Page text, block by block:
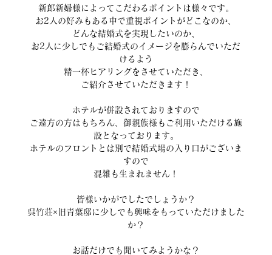
新郎新婦様によってこだわるポイントは様々です。
お2人の好みもある中で重視ポイントがどこなのか、
どんな結婚式を実現したいのか、
お2人に少しでもご結婚式のイメージを膨らんでいただ
けるよう
精一杯ヒアリングをさせていただき、
ご紹介させていただきます！
ホテルが併設されておりますので
ご遠方の方はもちろん、御親族様もご利用いただける施
設となっております。
ホテルのフロントとは別で結婚式場の入り口がございま
すので
混雑も生まれません！
皆様いかがでしたでしょうか？
呉竹荘×旧青葉邸に少しでも興味をもっていただけました
か？
お話だけでも聞いてみようかな？